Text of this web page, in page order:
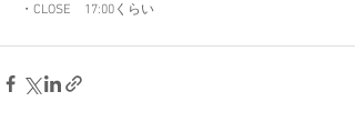
・CLOSE　17:00くらい